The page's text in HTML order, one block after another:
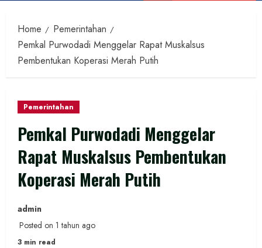
Home
Pemerintahan
Pemkal Purwodadi Menggelar Rapat Muskalsus
Pembentukan Koperasi Merah Putih
Pemerintahan
Pemkal Purwodadi Menggelar
Rapat Muskalsus Pembentukan
Koperasi Merah Putih
admin
Posted on 1 tahun ago
3 min read